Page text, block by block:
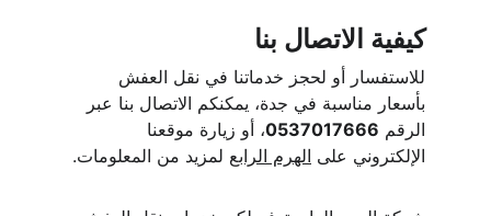
كيفية الاتصال بنا
للاستفسار أو لحجز خدماتنا في نقل العفش
بأسعار مناسبة في جدة، يمكنكم الاتصال بنا عبر
الرقم 0537017666، أو زيارة موقعنا
الإلكتروني على الهرم الرابع لمزيد من المعلومات.